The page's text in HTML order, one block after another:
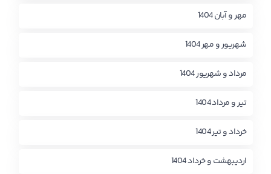
مهر و آبان 1404
شهریور و مهر 1404
مرداد و شهریور 1404
تیر و مرداد 1404
خرداد و تیر 1404
اردیبهشت و خرداد 1404